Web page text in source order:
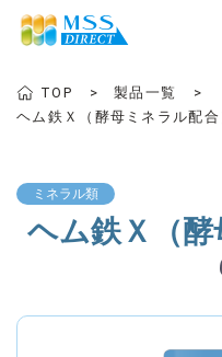
TOP
製品一覧
ヘム鉄Ｘ（酵母ミネラル配合
ミネラル類
ヘム鉄Ｘ（酵